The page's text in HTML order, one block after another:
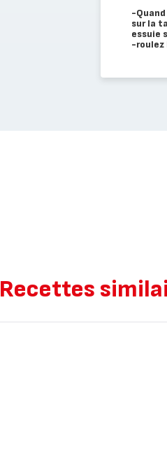
-
sur la
essuie
-roulez
Recettes